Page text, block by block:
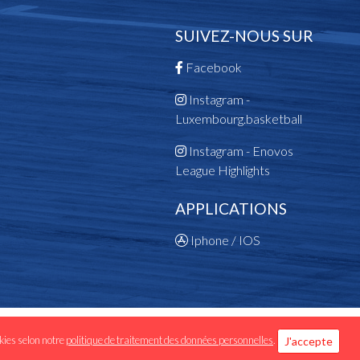
Champion des Scolaires
Vainqueur Coupe du Mini-Basket
Champion des Fillettes
Vainqueur Coupe des Fillettes
Champion des Cadets
Vainqueur Coupe des Jeunes
2015
Champion des Cadets
Vainqueur Coupe de l Avenir
Champion des Fillettes
Vainqueur Coupe du Mini-Basket
Vainqueur Coupe des Jeunes
Vainqueur Coupe des Fillettes
Champion des Minis
SUIVEZ-NOUS SUR
Facebook
Instagram -
Luxembourg.basketball
Instagram - Enovos
League Highlights
APPLICATIONS
Iphone / IOS
personnelles
selon notrepolitique de traitement des données personnelles. J'accepte